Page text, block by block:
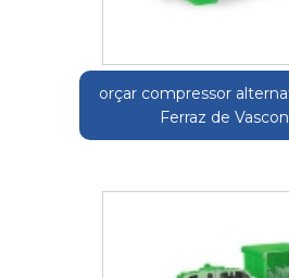
orçar compressor
Ferraz de